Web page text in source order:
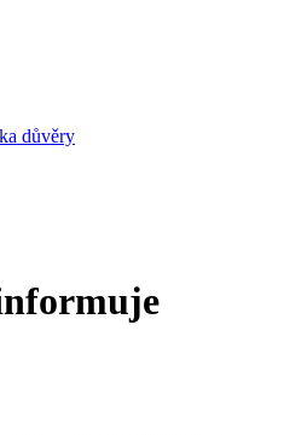
důvěry